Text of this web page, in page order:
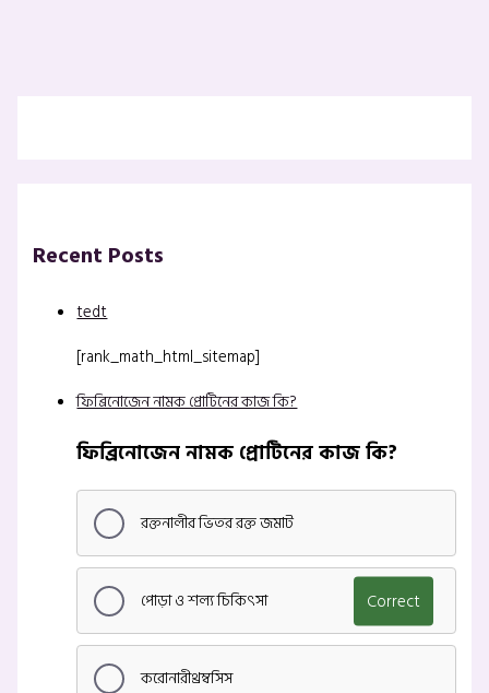
Recent Posts
tedt
[rank_math_html_sitemap]
ফিব্রিনোজেন নামক প্রোটিনের কাজ কি?
ফিব্রিনোজেন নামক প্রোটিনের কাজ কি?
রক্তনালীর ভিতর রক্ত জমাট
পোড়া ও শল্য চিকিৎসা Correct
করোনারীথ্রম্বসিস